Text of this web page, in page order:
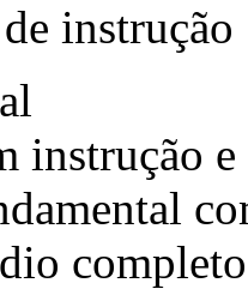
instrução
instrução